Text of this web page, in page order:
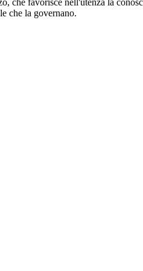
che favorisce nell'utenza la
che la governano.